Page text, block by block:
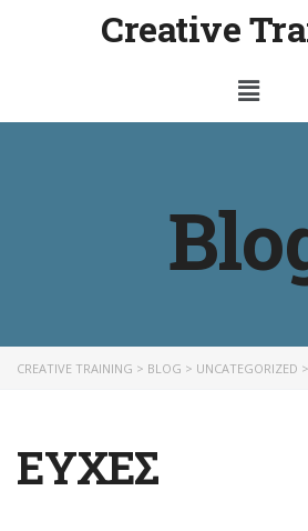
Creative
CREATIVE TRAINING > BLOG > UNCATEGORIZED >
ΕΥΧΕΣ